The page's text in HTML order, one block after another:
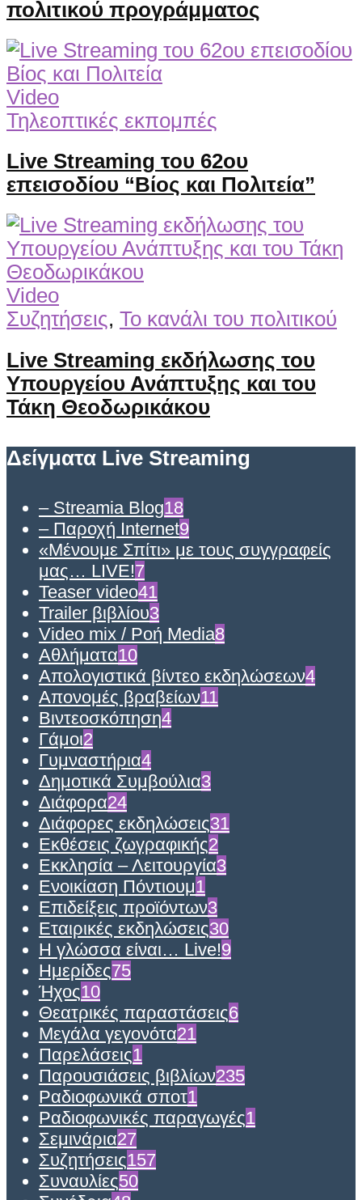
πολιτικού προγράμματος
Video
Τηλεοπτικές εκπομπές
Live Streaming του 62ου
επεισοδίου “Βίος και Πολιτεία”
Video
Συζητήσεις, Το κανάλι του πολιτικού
Live Streaming εκδήλωσης του
Υπουργείου Ανάπτυξης και του
Τάκη Θεοδωρικάκου
Δείγματα Live Streaming
– Streamia Blog18
– Παροχή Internet9
«Μένουμε Σπίτι» με τους συγγραφείς
μας… LIVE!7
Teaser video41
Trailer βιβλίου3
Video mix / Ροή Media8
Αθλήματα10
Απολογιστικά βίντεο εκδηλώσεων4
Απονομές βραβείων11
Βιντεοσκόπηση4
Γάμοι2
Γυμναστήρια4
Δημοτικά Συμβούλια3
Διάφορα24
Διάφορες εκδηλώσεις31
Εκθέσεις ζωγραφικής2
Εκκλησία – Λειτουργία3
Ενοικίαση Πόντιουμ1
Επιδείξεις προϊόντων3
Εταιρικές εκδηλώσεις30
Η γλώσσα είναι… Live!9
Ημερίδες75
Ήχος10
Θεατρικές παραστάσεις6
Μεγάλα γεγονότα21
Παρελάσεις1
Παρουσιάσεις βιβλίων235
Ραδιοφωνικά σποτ1
Ραδιοφωνικές παραγωγές1
Σεμινάρια27
Συζητήσεις157
Συναυλίες50